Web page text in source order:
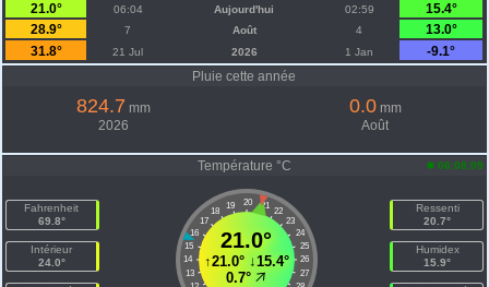
21.0°
06:04 Aujourd'hui 02:59
15.4°
28.9°
7 Août 4
13.0°
31.8°
21 Jul 2026 1 Jan
-9.1°
Pluie cette année
824.7 mm
2026
0.0mm
Août
Température °C 06:08:09
Fahrenheit
69.8°
Intérieur
24.0°
20
19 21
18
22
17
23
16
24
15
25
14
26
13
27
21.0°
↑21.0°↓15.4°
0.7°
Ressenti
20.7°
Humidex
15.9°